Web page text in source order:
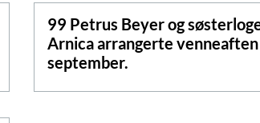
99 Petrus Beyer og
Arnica arrangerte
september.